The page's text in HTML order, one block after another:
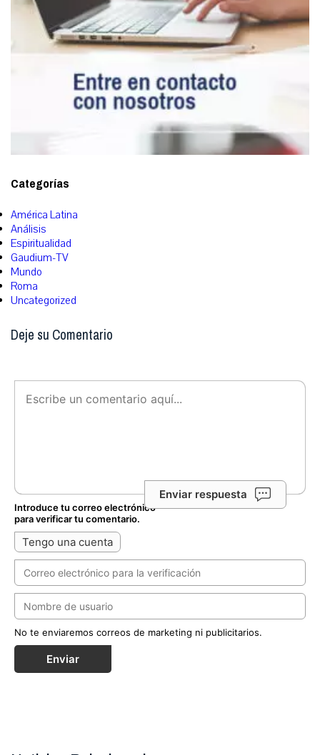
Categorías
América Latina
Análisis
Espiritualidad
Gaudium-TV
Mundo
Roma
Uncategorized
Deje su Comentario
Enviar respuesta
Introduce tu correo electrónico
para verificar tu comentario.
Tengo una cuenta
No te enviaremos correos de marketing ni publicitarios.
Enviar